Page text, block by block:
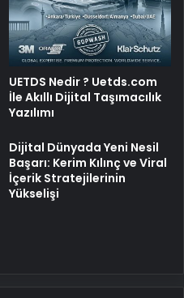
UETDS Nedir ? Uetds.com
İle Akıllı Dijital Taşımacılık
Yazılımı
Dijital Dünyada Yeni Nesil
Başarı: Kerim Kılınç ve Viral
İçerik Stratejilerinin
Yükselişi